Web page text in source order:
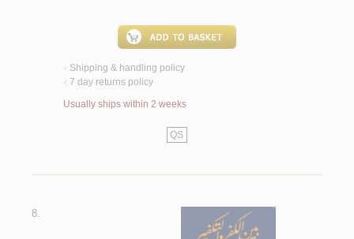
< Shipping & handling policy
< 7 day returns policy
Usually ships within 2 weeks
QS
8.